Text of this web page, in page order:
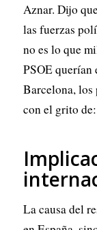
Aznar. Dijo
las fuerzas
no es lo que
PSOE querían
Barcelona,
con el grito
La causa del